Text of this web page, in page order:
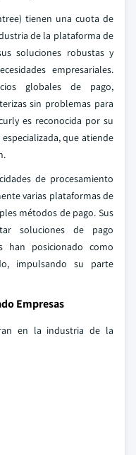
tienen una cuota de
de la plataforma de
soluciones robustas y
empresariales.
globales de pago,
sin problemas para
es reconocida por su
que atiende
de procesamiento
varias plataformas de
métodos de pago. Sus
soluciones de pago
han posicionado como
impulsando su parte
Empresas
en la industria de la